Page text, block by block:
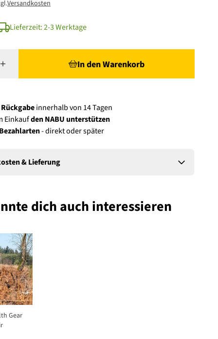
Versandkosten
Lieferzeit: 2-3 Werktage
In den Warenkorb
innerhalb von 14 Tagen
Einkaufden NABU unterstützen
- direkt oder später
& Lieferung
dich auch interessieren
Gear